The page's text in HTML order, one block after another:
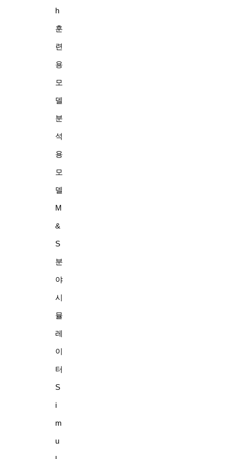
h
훈
련
용
모
델
분
석
용
모
델
M
&
S
분
야
시
뮬
레
이
터
S
i
m
u